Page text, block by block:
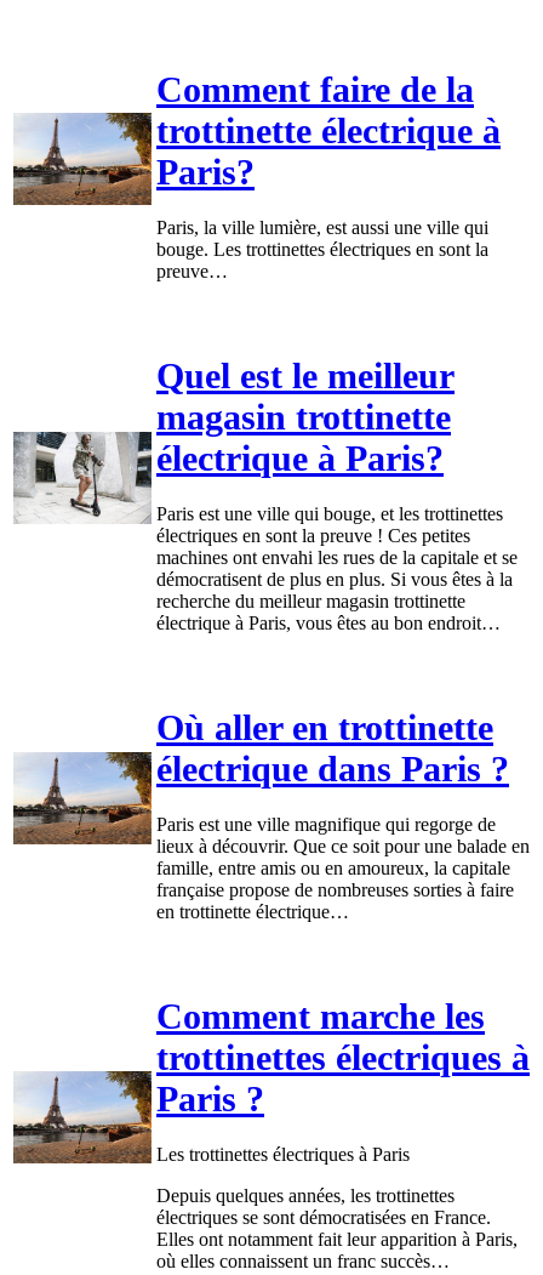
Comment faire de la
trottinette électrique à
Paris?
Paris, la ville lumière, est aussi une ville qui
bouge. Les trottinettes électriques en sont la
preuve…
Quel est le meilleur
magasin trottinette
électrique à Paris?
Paris est une ville qui bouge, et les trottinettes
électriques en sont la preuve ! Ces petites
machines ont envahi les rues de la capitale et se
démocratisent de plus en plus. Si vous êtes à la
recherche du meilleur magasin trottinette
électrique à Paris, vous êtes au bon endroit…
Où aller en trottinette
électrique dans Paris ?
Paris est une ville magnifique qui regorge de
lieux à découvrir. Que ce soit pour une balade en
famille, entre amis ou en amoureux, la capitale
française propose de nombreuses sorties à faire
en trottinette électrique…
Comment marche les
trottinettes électriques à
Paris ?
Les trottinettes électriques à Paris
Depuis quelques années, les trottinettes
électriques se sont démocratisées en France.
Elles ont notamment fait leur apparition à Paris,
où elles connaissent un franc succès…